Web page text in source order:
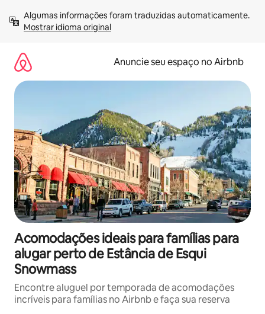
para
Mostrar idioma original
Anuncie seu espaço no Airbnb
Acomodações ideais para famílias para
alugar perto de Estância de Esqui
Snowmass
Encontre aluguel por temporada de acomodações
incríveis para famílias no Airbnb e faça sua reserva